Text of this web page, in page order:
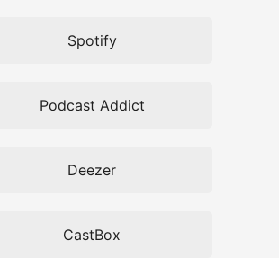
Spotify
Podcast Addict
Deezer
CastBox